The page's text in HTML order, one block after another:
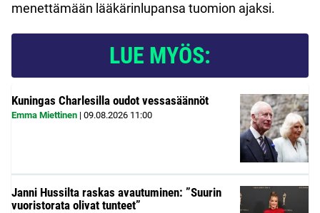
menettämään lääkärinlupansa tuomion ajaksi.
LUE MYÖS:
Kuningas Charlesilla oudot vessasäännöt
Emma Miettinen | 09.08.2026 11:00
Janni Hussilta raskas avautuminen: ”Suurin
vuoristorata olivat tunteet”